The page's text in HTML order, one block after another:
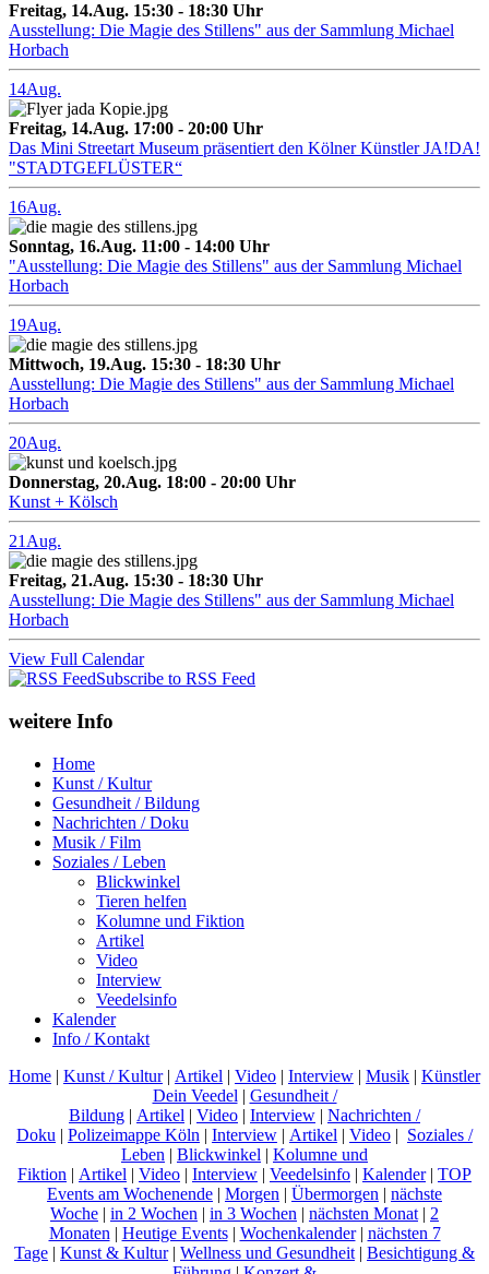
Freitag, 14.Aug. 15:30 - 18:30 Uhr
Ausstellung: Die Magie des Stillens" aus der Sammlung Michael
Horbach
14Aug.
Freitag, 14.Aug. 17:00 - 20:00 Uhr
Das Mini Streetart Museum präsentiert den Kölner Künstler JA!DA!
"STADTGEFLÜSTER“
16Aug.
Sonntag, 16.Aug. 11:00 - 14:00 Uhr
"Ausstellung: Die Magie des Stillens" aus der Sammlung Michael
Horbach
19Aug.
Mittwoch, 19.Aug. 15:30 - 18:30 Uhr
Ausstellung: Die Magie des Stillens" aus der Sammlung Michael
Horbach
20Aug.
Donnerstag, 20.Aug. 18:00 - 20:00 Uhr
Kunst + Kölsch
21 Aug.
Freitag, 21.Aug. 15:30 - 18:30 Uhr
Ausstellung: Die Magie des Stillens" aus der Sammlung Michael
Horbach
View Full Calendar
Subscribe to RSS Feed
weitere Info
Home
Kunst / Kultur
Gesundheit / Bildung
Nachrichten / Doku
Musik / Film
Soziales / Leben
Blickwinkel
Tieren helfen
Kolumne und Fiktion
Artikel
Video
Interview
Veedelsinfo
Kalender
Info / Kontakt
Home | Kunst / Kultur| Artikel | Video | Interview | Musik | Künstler
Dein Veedel | Gesundheit /
Bildung | Artikel | Video | Interview | Nachrichten /
Doku | Polizeimappe Köln | Interview | Artikel | Video | Soziales /
Leben | Blickwinkel | Kolumne und
Fiktion | Artikel | Video | Interview | Veedelsinfo | Kalender| TOP
Events am Wochenende | Morgen | Übermorgen | nächste
Woche | in 2 Wochen | in 3 Wochen | nächsten Monat | 2
Monaten | Heutige Events| Wochenkalender| nächsten 7
Tage | Kunst & Kultur| Wellness und Gesundheit | Besichtigung &